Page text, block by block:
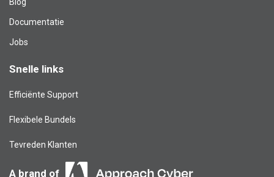
Blog​
Documentatie
Jobs
Snelle links
Efficiënte Support
Flexibele Bundels
Tevreden Klanten
A brand of